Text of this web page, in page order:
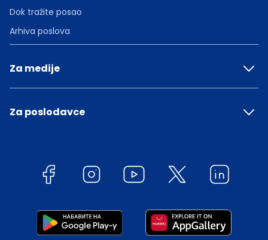
Dok tražite posao
Arhiva poslova
Za medije
Za poslodavce